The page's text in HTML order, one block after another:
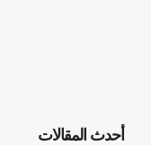
أحدث المقالات